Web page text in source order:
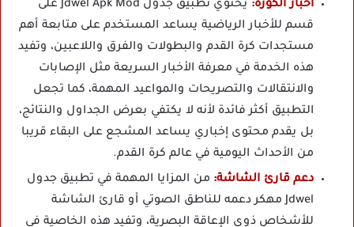
أخبار الكورة:
يحتوي تطبيق جدول Jdwel Apk Mod على
قسم للأخبار الرياضية يساعد المستخدم على متابعة أهم
مستجدات كرة القدم والبطولات والفرق واللاعبين، وتفيد
هذه الخدمة في معرفة الأخبار السريعة مثل الإصابات
والانتقالات والتصريحات والمواعيد المهمة، كما تجعل
التطبيق أكثر فائدة لأنه لا يكتفي بعرض الجداول والنتائج،
بل يقدم محتوى إخباري يساعد المشجع على البقاء قريبا
من الأحداث اليومية في عالم كرة القدم.
دعم قارئ الشاشة: من المزايا المهمة في تطبيق جدول
Jdwel مهكر دعمه للناطق الصوتي أو قارئ الشاشة
للأشخاص ذوي الإعاقة البصرية، وتفيد هذه الخاصية في